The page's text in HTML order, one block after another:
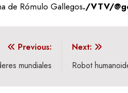
de Rómulo Gallegos./VTV/
Previous:
mundiales
Next:
Robot